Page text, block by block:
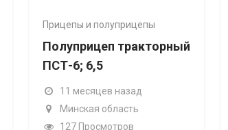
тракторный
назад
Прицепы и
Тракторный